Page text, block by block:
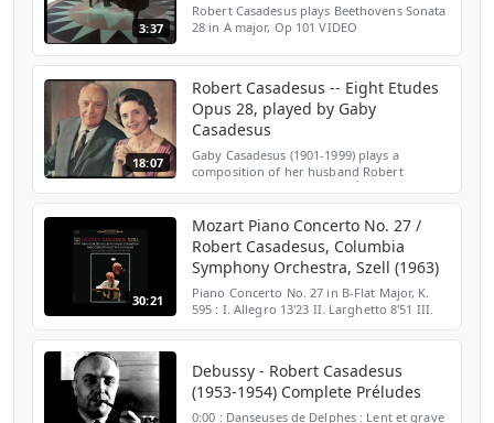
3:37
Robert Casadesus plays Beethovens Sonata
28 in A major, Op 101 VIDEO
18:07
Robert Casadesus -- Eight Etudes
Opus 28, played by Gaby
Casadesus
Gaby Casadesus (1901-1999) plays a
composition of her husband Robert
Casadesus (1899-1972) Huit Études, Op. 28
Vivo 0:00 No. 2 — Octaves...
30:21
Mozart Piano Concerto No. 27 /
Robert Casadesus, Columbia
Symphony Orchestra, Szell (1963)
Piano Concerto No. 27 in B-Flat Major, K.
595 : I. Allegro 13'23 II. Larghetto 8'51 III.
Debussy - Robert Casadesus
(1953-1954) Complete Préludes
0:00 : Danseuses de Delphes : Lent et grave